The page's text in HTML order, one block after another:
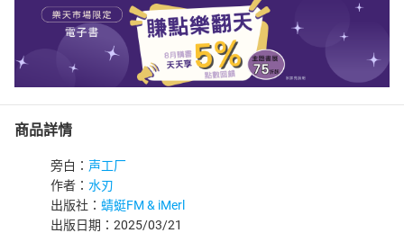
商品詳情
旁白： 声工厂
作者： 水刃
出版社： 蜻蜓FM & iMerl
出版日期：2025/03/21